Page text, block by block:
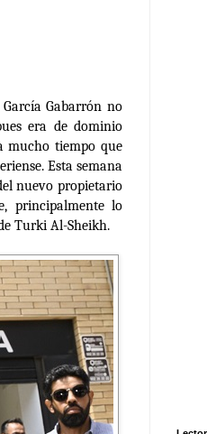
Gabarrón no
era de dominio
mucho tiempo que
Esta semana
nuevo propietario
principalmente lo
Turki Al-Sheikh.